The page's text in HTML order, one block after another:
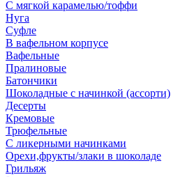
С мягкой карамелью/тоффи
Нуга
Суфле
В вафельном корпусе
Вафельные
Пралиновые
Батончики
Шоколадные с начинкой (ассорти)
Десерты
Кремовые
Трюфельные
С ликерными начинками
Орехи,фрукты/злаки в шоколаде
Грильяж